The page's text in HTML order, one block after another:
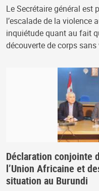
Le Secrétaire général est
l’escalade de la violence
inquiétude quant au fait
découverte de corps
Déclaration conjointe
l’Union Africaine et
situation au Burundi